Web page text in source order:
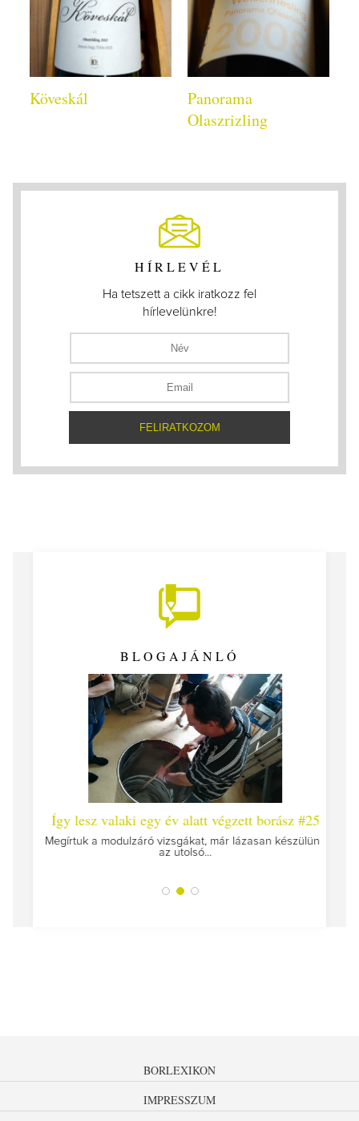
Köveskál
Panorama
Olaszrizling
HÍRLEVÉL
Ha tetszett a cikk iratkozz fel
hírlevelünkre!
BLOGAJÁNLÓ
Így lesz valaki egy év alatt végzett borász #25
Megírtuk a modulzáró vizsgákat, már lázasan készülünk
az utolsó...
BORLEXIKON
IMPRESSZUM